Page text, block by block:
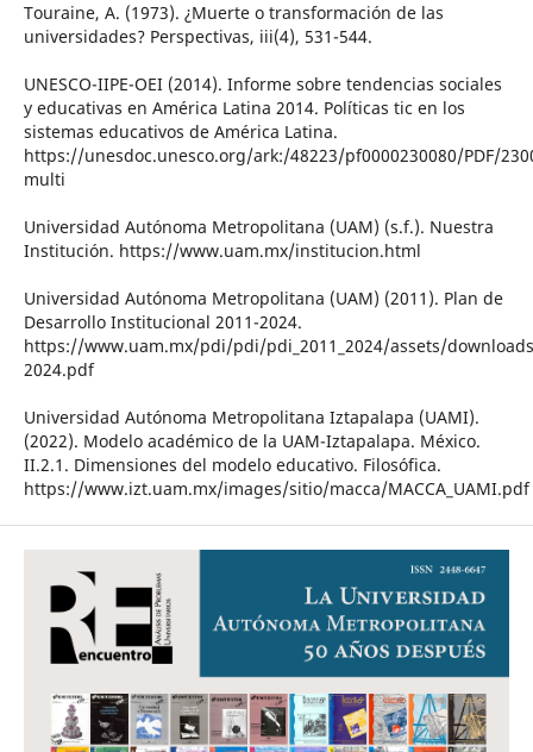
Touraine, A. (1973). ¿Muerte o transformación de las
universidades? Perspectivas, iii(4), 531-544.
UNESCO-IIPE-OEI (2014). Informe sobre tendencias sociales
y educativas en América Latina 2014. Políticas tic en los
sistemas educativos de América Latina.
https://unesdoc.unesco.org/ark:/48223/pf0000230080/PDF/
multi
Universidad Autónoma Metropolitana (UAM) (s.f.). Nuestra
Institución. https://www.uam.mx/institucion.html
Universidad Autónoma Metropolitana (UAM) (2011). Plan de
Desarrollo Institucional 2011-2024.
https://www.uam.mx/pdi/pdi/pdi_2011_2024/assets/
2024.pdf
Universidad Autónoma Metropolitana Iztapalapa (UAMI).
(2022). Modelo académico de la UAM-Iztapalapa. México.
II.2.1. Dimensiones del modelo educativo. Filosófica.
https://www.izt.uam.mx/images/sitio/macca/MACCA_UAMI.pdf